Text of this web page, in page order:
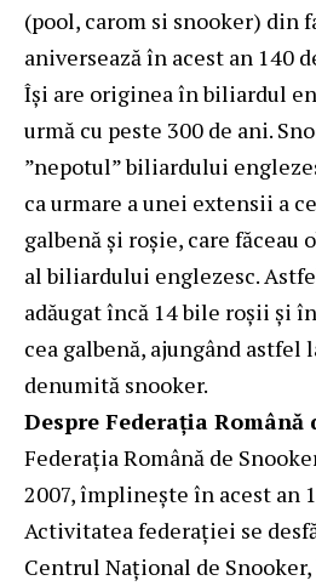
(pool, carom si snooker) din
aniversează în acest an 140
Îşi are originea în biliardul
urmă cu peste 300 de ani.
”nepotul” biliardului
ca urmare a unei extensii a
galbenă şi roşie, care
al biliardului englezesc.
adăugat încă 14 bile roşii şi
cea galbenă, ajungând astfel
denumită snooker.
Despre Federaţia Română
Federația Română de
2007, împlinește în acest an
Activitatea federației se
Centrul Național de